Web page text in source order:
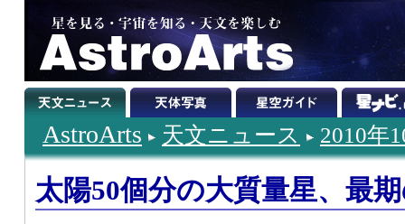
AstroArts 天文ニュース 2010年
太陽50個分の大質量星、最